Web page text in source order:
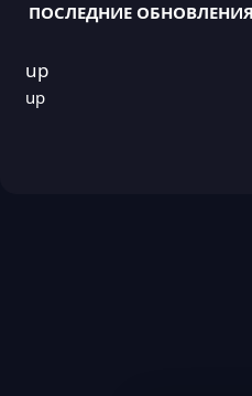
ПОСЛЕДНИЕ ОБНОВЛЕНИЯ
up
up